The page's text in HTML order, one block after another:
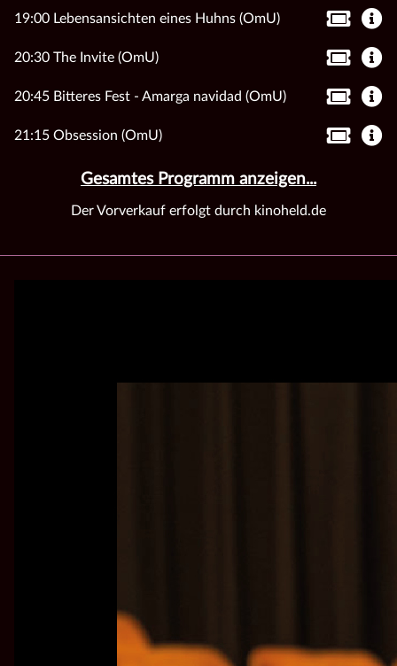
19:00 Lebensansichten eines Huhns (OmU)
20:30 The Invite (OmU)
20:45 Bitteres Fest - Amarga navidad (OmU)
21:15 Obsession (OmU)
Gesamtes Programm anzeigen...
Der Vorverkauf erfolgt durch kinoheld.de